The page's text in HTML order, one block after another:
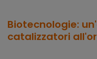
Biotecnologie:
catalizzatori